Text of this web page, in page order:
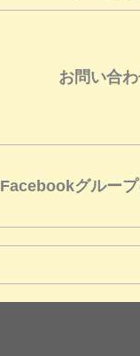
お問い合
Facebookグルー